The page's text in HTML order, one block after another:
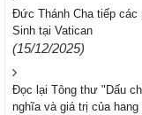
Đức Thánh Cha tiếp các
Sinh tại Vatican
(15/12/2025)
Đọc lại Tông thư "Dấu
nghĩa và giá trị của hang